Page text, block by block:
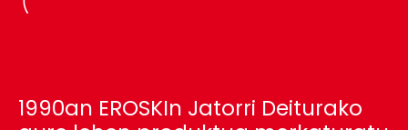
1990an EROSKIn Jatorri Deiturako